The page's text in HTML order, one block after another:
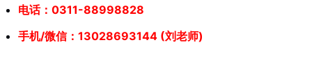
电话：0311-88998828
手机/微信：13028693144 (刘老师)